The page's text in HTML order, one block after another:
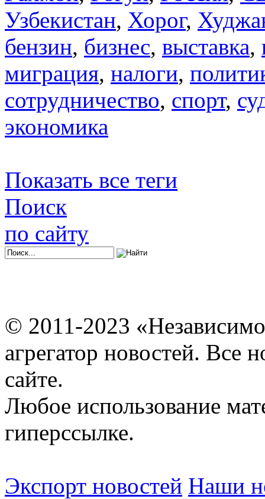
Узбекистан, Хорог,
бензин, бизнес, выставка,
миграция, налоги,
сотрудничество, спорт,
экономика
Показать все теги
Поиск
по сайту
© 2011-2023
агрегатор новостей. Все
сайте.
Любое использование
гиперссылке.
Экспорт новостей Наши